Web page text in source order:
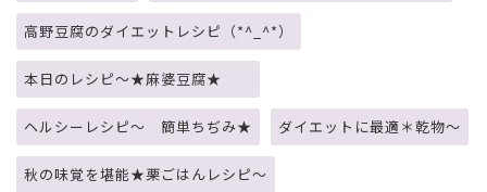
高野豆腐のダイエットレシピ（*^_^*）
本日のレシピ～★麻婆豆腐★
ヘルシーレシピ～ 簡単ちぢみ★ ダイエットに最適＊乾物～
秋の味覚を堪能★栗ごはんレシピ～